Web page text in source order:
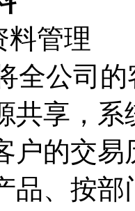
料管理
全公司
共享，
户的交
品、按